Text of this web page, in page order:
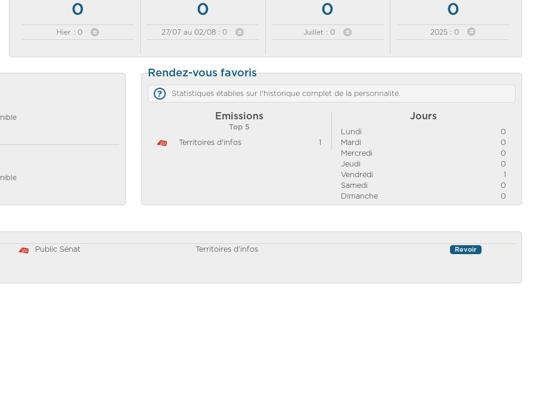
0
Hier : 0
0
27/07 au 02/08 : 0
0
Juillet : 0
0
2025 : 0
Rendez-vous favoris
Statistiques établies sur l'historique complet de la personnalité.
Emissions
Top 5
Territoires d'infos
1
Jours
Lundi
0
Mardi
0
Mercredi
0
Jeudi
0
Vendredi
1
Samedi
0
Dimanche
0
Public Sénat Territoires d'infos Revoir